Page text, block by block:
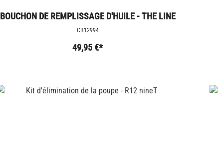
BOUCHON DE REMPLISSAGE D'HUILE - THE LINE
CB12994
49,95 €*